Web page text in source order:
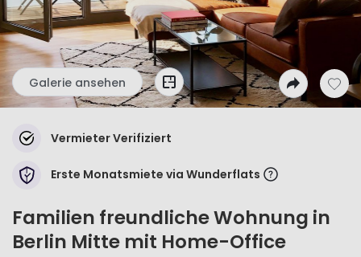
Galerie ansehen
Vermieter Verifiziert
Erste Monatsmiete via Wunderflats
Familien freundliche Wohnung in
Berlin Mitte mit Home-Office